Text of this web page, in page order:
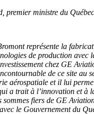
premier ministre du Québec
représente la
de production avec
chez GE
de ce site au
aérospatiale et il lui
a trait à l’innovation et à
sommes fiers de GE
le Gouvernement du